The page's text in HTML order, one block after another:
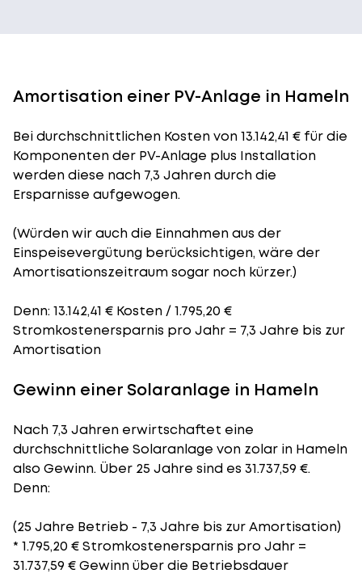
Amortisation einer PV-Anlage in Hameln
Bei durchschnittlichen Kostenvon 13.142,41 € für die
Komponenten der PV-Anlage plus Installation
werden diese nach 7,3 Jahren durch die
Ersparnisse aufgewogen.
(Würden wir auch die Einnahmen aus der
Einspeisevergütung berücksichtigen, wäre der
Amortisationszeitraumsogar noch kürzer.)
Denn: 13.142,41 € Kosten / 1.795,20 €
Stromkostenersparnis pro Jahr = 7,3 Jahre bis zur
Amortisation
Gewinn einer Solaranlage in Hameln
Nach 7,3 Jahren erwirtschaftet eine
durchschnittliche Solaranlage von zolar in Hameln
also Gewinn. Über 25 Jahre sind es 31.737,59 €.
Denn:
(25 Jahre Betrieb - 7,3 Jahre bis zur Amortisation)
* 1.795,20 € Stromkostenersparnis pro Jahr =
31.737,59 € Gewinn über die Betriebsdauer